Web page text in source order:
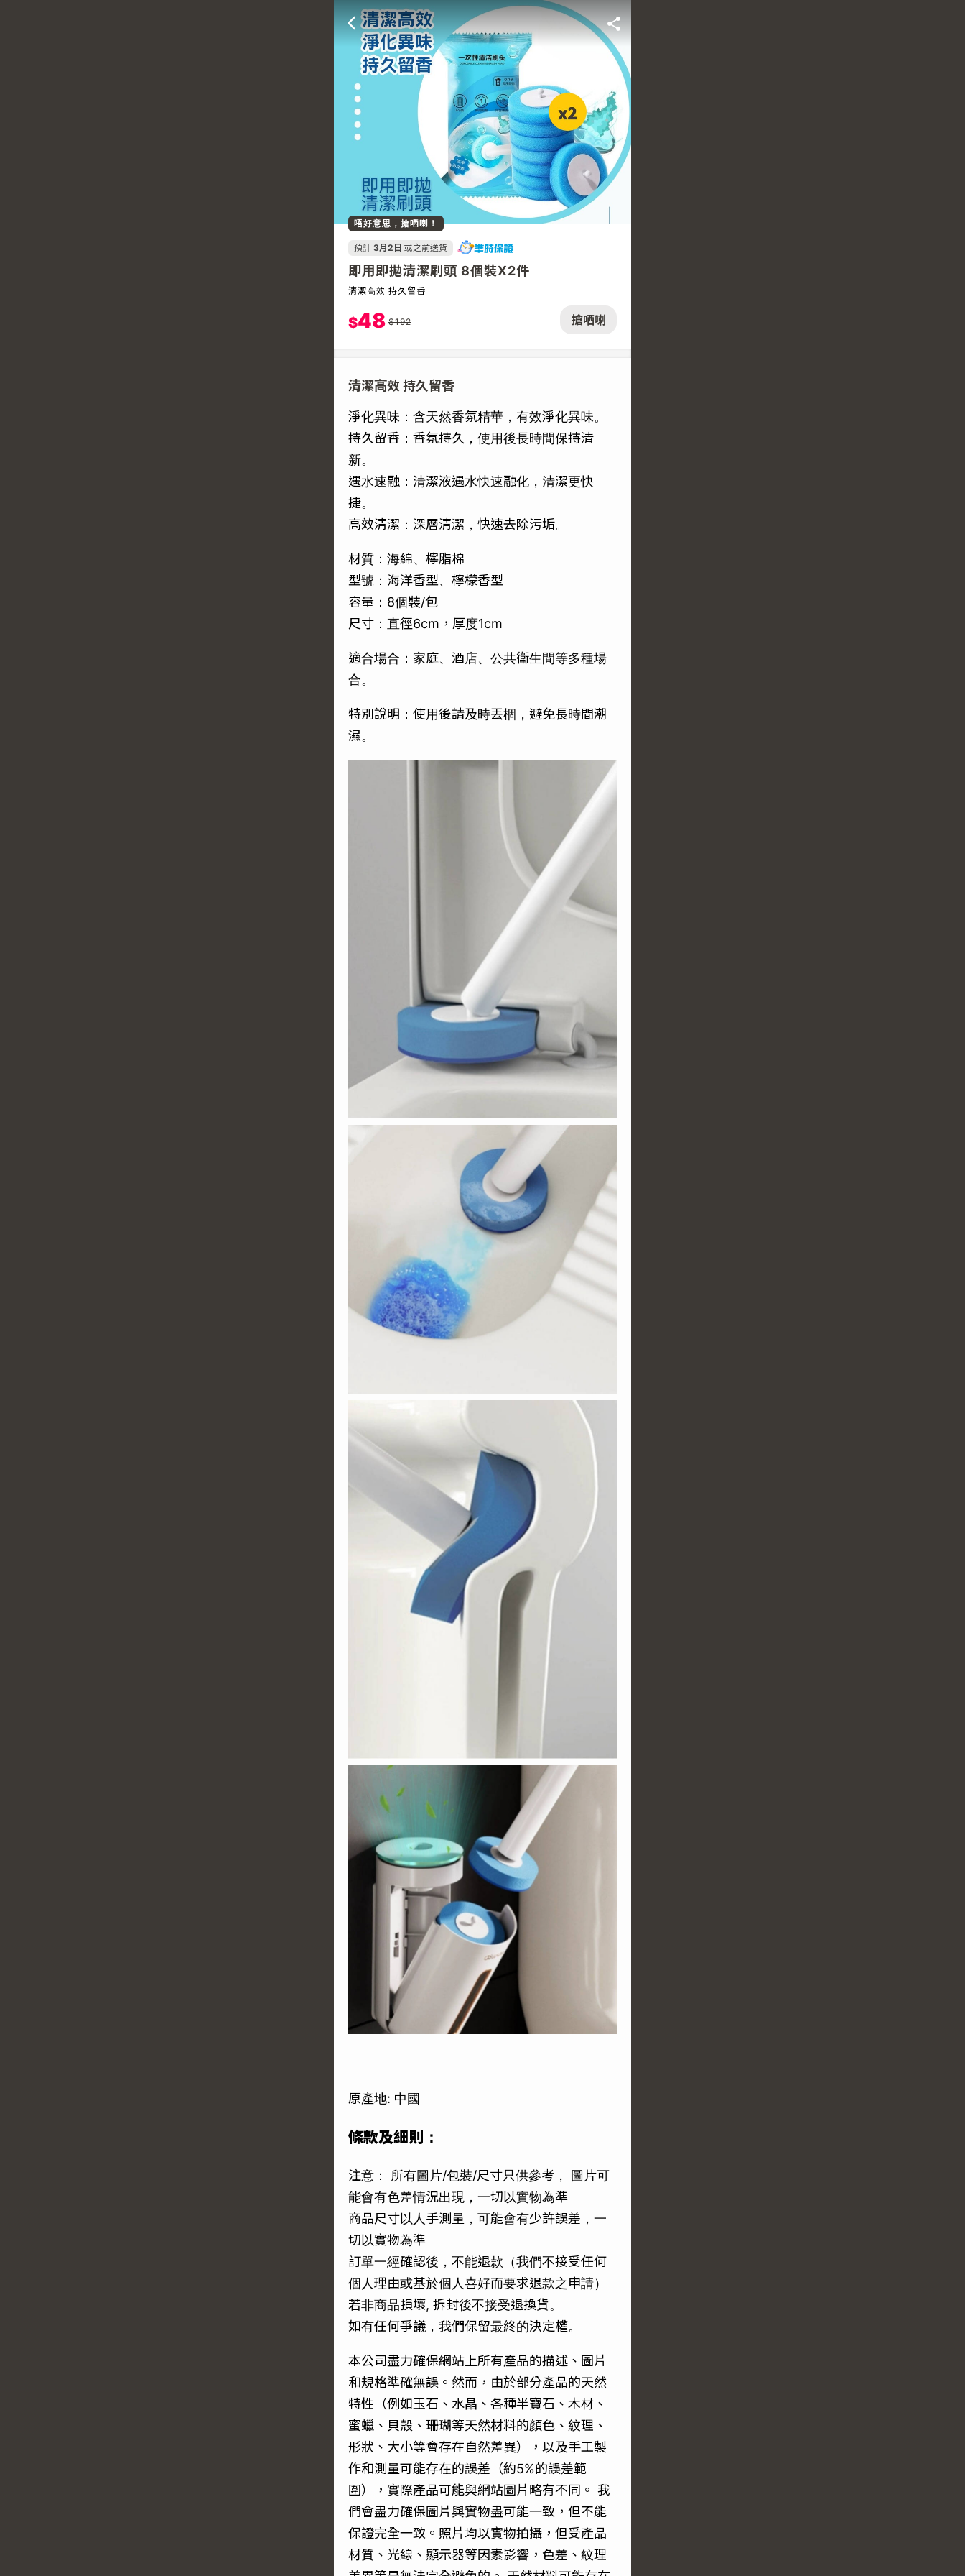
搶哂喇
唔好意思，搶哂喇！
預計 3月2日 或之前送貨
即用即拋清潔刷頭 8個裝X2件
清潔高效 持久留香
$48 $192
清潔高效 持久留香
淨化異味：含天然香氛精華，有效淨化異味。
持久留香：香氛持久，使用後長時間保持清
新。
遇水速融：清潔液遇水快速融化，清潔更快
捷。
高效清潔：深層清潔，快速去除污垢。
材質：海綿、檸脂棉
型號：海洋香型、檸檬香型
容量：8個裝/包
尺寸：直徑6cm，厚度1cm
適合場合：家庭、酒店、公共衛生間等多種場
合。
特別說明：使用後請及時丟棝，避免長時間潮
濕。
原產地: 中國
條款及細則：
注意： 所有圖片/包裝/尺寸只供參考， 圖片可
能會有色差情況出現，一切以實物為準
商品尺寸以人手測量，可能會有少許誤差，一
切以實物為準
訂單一經確認後，不能退款（我們不接受任何
個人理由或基於個人喜好而要求退款之申請）
若非商品損壞, 拆封後不接受退換貨。
如有任何爭議，我們保留最終的決定權。
本公司盡力確保網站上所有產品的描述、圖片
和規格準確無誤。然而，由於部分產品的天然
特性（例如玉石、水晶、各種半寶石、木材、
蜜蠟、貝殼、珊瑚等天然材料的顏色、紋理、
形狀、大小等會存在自然差異），以及手工製
作和測量可能存在的誤差（約5%的誤差範
圍），實際產品可能與網站圖片略有不同。 我
們會盡力確保圖片與實物盡可能一致，但不能
保證完全一致。照片均以實物拍攝，但受產品
材質、光線、顯示器等因素影響，色差、紋理